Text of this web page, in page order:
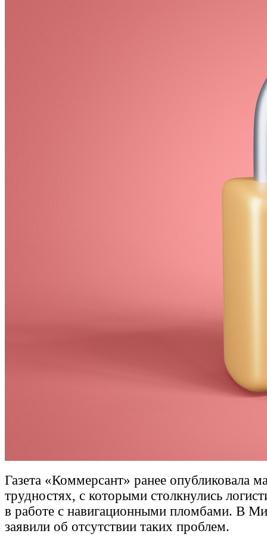
Газета «Коммерсант» ранее опубликовала
трудностях, с которыми столкнулись
в работе с навигационными пломбами. В
заявили об отсутствии таких проблем.